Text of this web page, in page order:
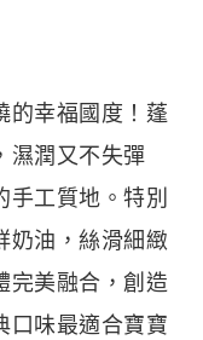
的幸福國度！蓬
濕潤又不失彈
工質地。特別
奶油，絲滑細緻
完美融合，創造
口味最適合寶寶